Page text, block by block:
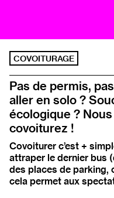
COVOITURAGE
Pas de permis,
aller en solo ?
écologique ?
covoiturez !
Covoiturer c’est +
attraper le dernier bus
des places de parking,
cela permet aux